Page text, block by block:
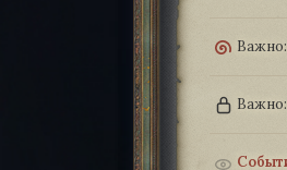
Важно:
Важно: